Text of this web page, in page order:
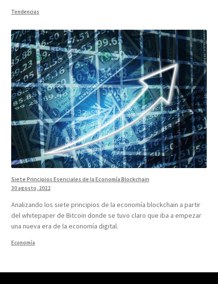
Tendencias
Siete Principios Esenciales de la Economía Blockchain
30 agosto, 2022
Analizando los siete principios de la economía blockchain a partir
del whitepaper de Bitcoin donde se tuvo claro que iba a empezar
una nueva era de la economía digital.
Economía